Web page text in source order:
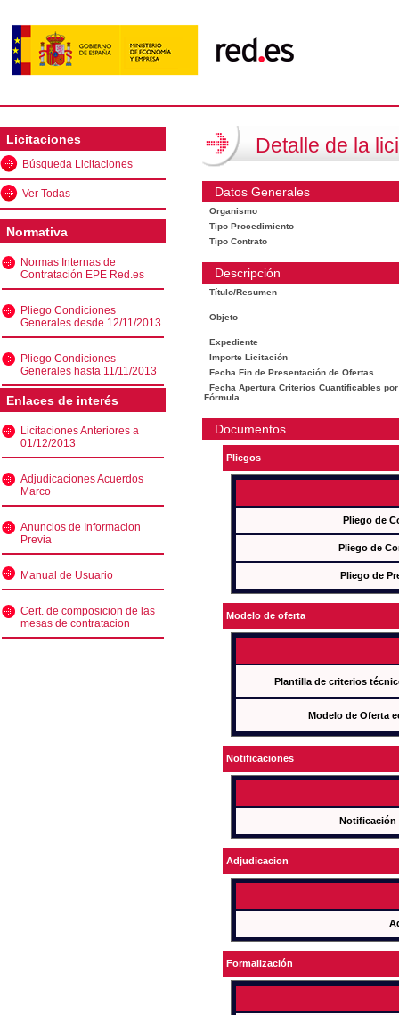
Licitaciones
Búsqueda Licitaciones
Ver Todas
Normativa
Normas Internas de
Contratación EPE Red.es
Pliego Condiciones
Generales desde 12/11/2013
Pliego Condiciones
Generales hasta 11/11/2013
Enlaces de interés
Licitaciones Anteriores a
01/12/2013
Adjudicaciones Acuerdos
Marco
Anuncios de Informacion
Previa
Manual de Usuario
Cert. de composicion de las
mesas de contratacion
Detalle de la
Datos Generales
Organismo
Tipo Procedimiento
Tipo Contrato
Descripción
Título/Resumen
Objeto
Expediente
Importe Licitación
Fecha Fin de Presentación de Ofertas
Fecha Apertura Criterios Cuantificables por
Fórmula
Documentos
Pliegos
Pliego de
Pliego de
Pliego de
Modelo de oferta
Plantilla de criterios
Modelo de Oferta
Notificaciones
Notificación
Adjudicacion
Formalización